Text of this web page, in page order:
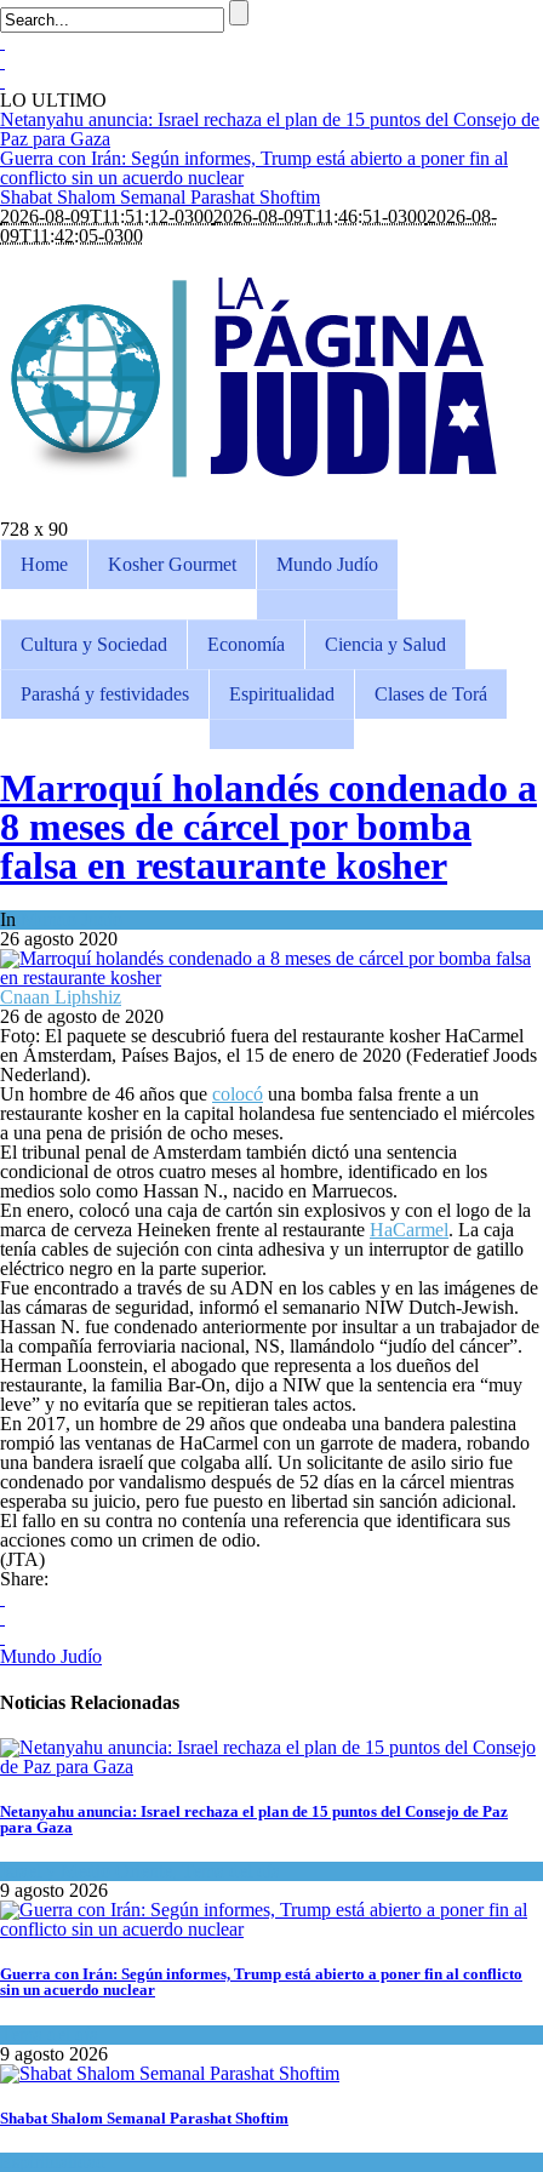
LO ULTIMO
Netanyahu anuncia: Israel rechaza el plan de 15 puntos del Consejo de
Paz para Gaza
Guerra con Irán: Según informes, Trump está abierto a poner fin al
conflicto sin un acuerdo nuclear
Shabat Shalom Semanal Parashat Shoftim
2026-08-09T11:51:12-03002026-08-09T11:46:51-03002026-08-
09T11:42:05-0300
728 x 90
Home
Kosher Gourmet Mundo Judío
Cultura y Sociedad Economía Ciencia y Salud
Parashá y festividades Espiritualidad Clases de Torá
Marroquí holandés condenado a
8 meses de cárcel por bomba
falsa en restaurante kosher
In
26 agosto 2020
Cnaan Liphshiz
26 de agosto de 2020
Foto: El paquete se descubrió fuera del restaurante kosher HaCarmel
en Ámsterdam, Países Bajos, el 15 de enero de 2020 (Federatief Joods
Nederland).
Un hombre de 46 años que colocó una bomba falsa frente a un
restaurante kosher en la capital holandesa fue sentenciado el miércoles
a una pena de prisión de ocho meses.
El tribunal penal de Amsterdam también dictó una sentencia
condicional de otros cuatro meses al hombre, identificado en los
medios solo como Hassan N., nacido en Marruecos.
En enero, colocó una caja de cartón sin explosivos y con el logo de la
marca de cerveza Heineken frente al restaurante HaCarmel. La caja
tenía cables de sujeción con cinta adhesiva y un interruptor de gatillo
eléctrico negro en la parte superior.
Fue encontrado a través de su ADN en los cables y en las imágenes de
las cámaras de seguridad, informó el semanario NIW Dutch-Jewish.
Hassan N. fue condenado anteriormente por insultar a un trabajador de
la compañía ferroviaria nacional, NS, llamándolo “judío del cáncer”.
Herman Loonstein, el abogado que representa a los dueños del
restaurante, la familia Bar-On, dijo a NIW que la sentencia era “muy
leve” y no evitaría que se repitieran tales actos.
En 2017, un hombre de 29 años que ondeaba una bandera palestina
rompió las ventanas de HaCarmel con un garrote de madera, robando
una bandera israelí que colgaba allí. Un solicitante de asilo sirio fue
condenado por vandalismo después de 52 días en la cárcel mientras
esperaba su juicio, pero fue puesto en libertad sin sanción adicional.
El fallo en su contra no contenía una referencia que identificara sus
acciones como un crimen de odio.
(JTA)
Share:
Mundo Judío
Noticias Relacionadas
Netanyahu anuncia: Israel rechaza el plan de 15 puntos del Consejo de Paz
para Gaza
9 agosto 2026
Guerra con Irán: Según informes, Trump está abierto a poner fin al conflicto
sin un acuerdo nuclear
9 agosto 2026
Shabat Shalom Semanal Parashat Shoftim